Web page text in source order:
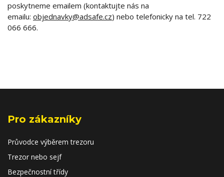
poskytneme emailem (kontaktujte nás na
emailu: objednavky@adsafe.cz) nebo telefonicky na tel. 722
066 666.
Pro zákazníky
Průvodce výběrem trezoru
Trezor nebo sejf
Bezpečnostní třídy